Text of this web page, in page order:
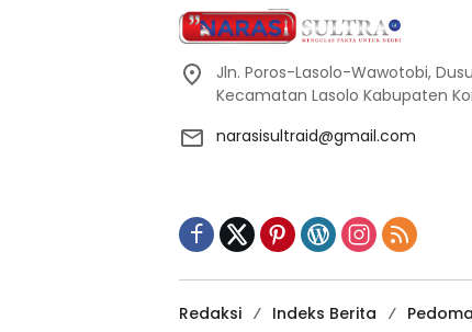
Jln. Poros-Lasolo-Wawotobi,
Kecamatan Lasolo Kabupaten
narasisultraid@gmail.com
Redaksi Indeks Berita